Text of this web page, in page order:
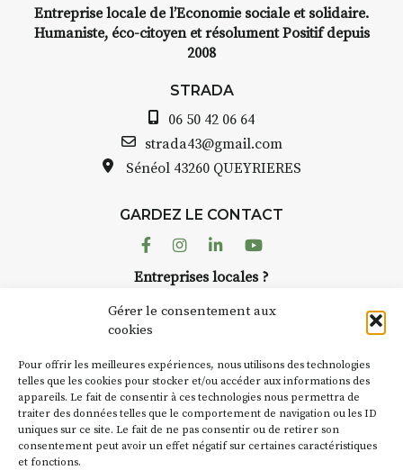
Gérer le consentement aux
cookies
Pour offrir les meilleures expériences, nous utilisons des technologies
telles que les cookies pour stocker et/ou accéder aux informations des
appareils. Le fait de consentir à ces technologies nous permettra de
traiter des données telles que le comportement de navigation ou les ID
uniques sur ce site. Le fait de ne pas consentir ou de retirer son
consentement peut avoir un effet négatif sur certaines caractéristiques
et fonctions.
INTERVIEW
avez ouvert une galerie à
Auzon…
Bernard TURLE Le Fumoir n’est
pas une galerie permanente.
AuzonToujours organise
dans le village. Des artistes et
caves, les granges d’Auzon. Le
Fumoir est l’un de ces espaces
d’autres activités culturelles de
la Petite Cité de Caractère. Par
exemple, l’installationCochon
Charbons’inscrit comme en
« off » du festival d’Auzon 2026
Entreprise locale de l’Economie sociale et solidaire.
Humaniste, éco-citoyen et résolument Positif depuis
2008
STRADA
06 50 42 06 64
strada43@gmail.com
Sénéol 43260 QUEYRIERES
GARDEZ LE CONTACT
FacebookInstagram
LinkedinYoutube
Entreprises locales ?
Suivez toute l'actu de Strada